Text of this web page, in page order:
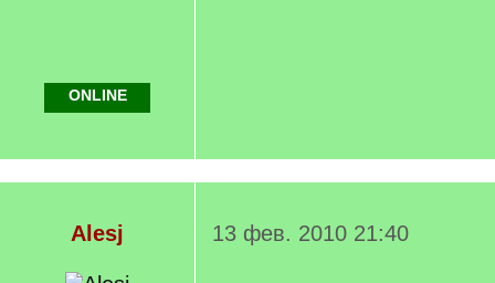
ONLINE
Alesj 13 фев. 2010 21:40